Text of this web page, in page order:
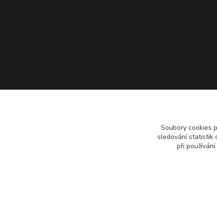
Soubory cookies
sledování statistik
při